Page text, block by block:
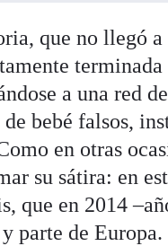
que no llegó
a una red
bebé falsos,
en otras
su sátira: en
que en 2014
parte de Europa.